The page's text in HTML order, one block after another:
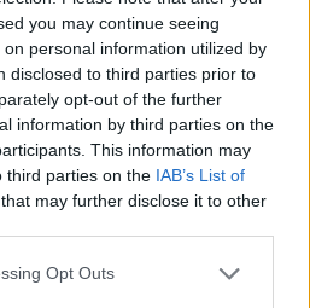
you may continue seeing
personal information utilized by
disclosed to third parties prior to
opt-out of the further
information by third parties on the
This information may
third parties on the IAB’s List of
that may further disclose it to other
Opt Outs
και ο «Κένταυρος»
δεν περιορίζεται μόνο
στο σύστημα μάχης. Το
και υλοποιεί παράλληλες
την
αποτελεσματικότητα των
πυροβόλου Mk45
76/62 ως λύση ενίσχυσης